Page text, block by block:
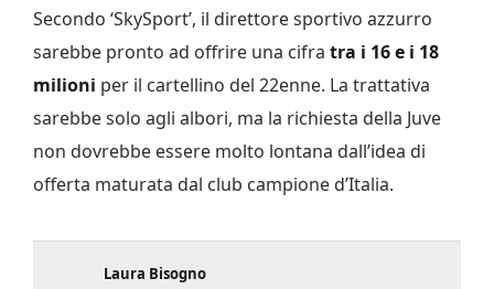
Secondo ‘SkySport’, il direttore sportivo azzurro
sarebbe pronto ad offrire una cifra tra i 16 e i 18
milioni per il cartellino del 22enne. La trattativa
sarebbe solo agli albori, ma la richiesta della Juve
non dovrebbe essere molto lontana dall’idea di
offerta maturata dal club campione d’Italia.
Laura Bisogno